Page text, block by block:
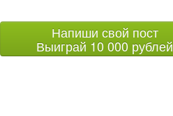
Напиши свой пост
Выиграй 10 000 рублей